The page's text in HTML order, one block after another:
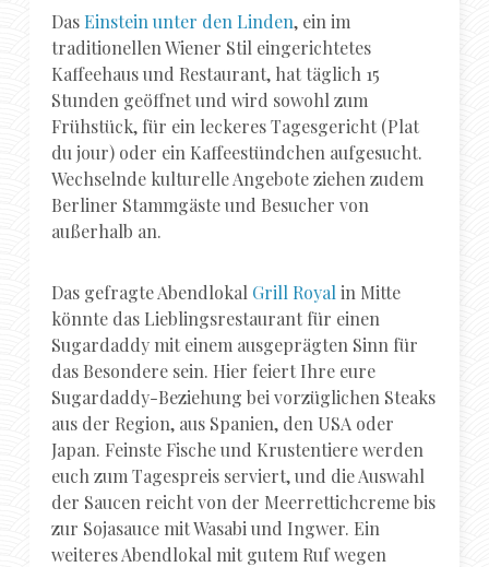
DasEinstein unter den Linden, ein im
traditionellen Wiener Stil eingerichtetes
Kaffeehaus und Restaurant, hat täglich 15
Stunden geöffnet und wird sowohl zum
Frühstück, für ein leckeres Tagesgericht (Plat
du jour) oder ein Kaffeestündchen aufgesucht.
Wechselnde kulturelle Angebote ziehen zudem
Berliner Stammgäste und Besucher von
außerhalb an.
Das gefragte Abendlokal Grill Royal in Mitte
könnte das Lieblingsrestaurant für einen
Sugardaddy mit einem ausgeprägten Sinn für
das Besondere sein. Hier feiert Ihre eure
Sugardaddy-Beziehung bei vorzüglichen Steaks
aus der Region, aus Spanien, den USA oder
Japan. Feinste Fische und Krustentiere werden
euch zum Tagespreis serviert, und die Auswahl
der Saucen reicht von der Meerrettichcreme bis
zur Sojasauce mit Wasabi und Ingwer. Ein
weiteres Abendlokal mit gutem Ruf wegen